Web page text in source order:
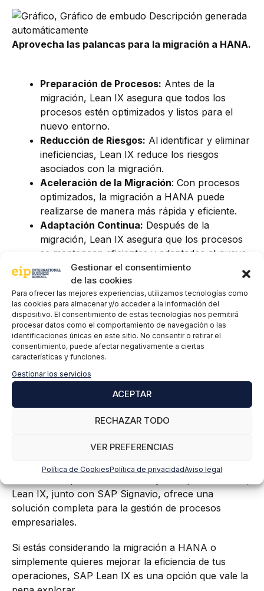
Gestionar el consentimiento
de las cookies
Para ofrecer las mejores experiencias, utilizamos tecnologías como
las cookies para almacenar y/o acceder a la información del
dispositivo. El consentimiento de estas tecnologías nos permitirá
procesar datos como el comportamiento de navegación o las
identificaciones únicas en este sitio. No consentir o retirar el
consentimiento, puede afectar negativamente a ciertas
características y funciones.
Gestionar los servicios
ACEPTAR
RECHAZAR TODO
VER PREFERENCIAS
Política de CookiesPolítica de privacidadAviso legal
Aprovecha las palancas para la migración a HANA.
Preparación de Procesos: Antes de la
migración, Lean IX asegura que todos los
procesos estén optimizados y listos para el
nuevo entorno.
Reducción de Riesgos: Al identificar y eliminar
ineficiencias, Lean IX reduce los riesgos
asociados con la migración.
Aceleración de la Migración: Con procesos
optimizados, la migración a HANA puede
realizarse de manera más rápida y eficiente.
Adaptación Continua: Después de la
migración, Lean IX asegura que los procesos
se mantengan eficientes y adaptados al nuevo
entorno.
Conclusión
SAP Lean IX es una herramienta poderosa para
cualquier empresa que busque optimizar sus
procesos y prepararse para la migración a SAP
S/4HANA.
Lean IX, junto con SAP Signavio, ofrece una
solución completa para la gestión de procesos
empresariales.
Si estás considerando la migración a HANA o
simplemente quieres mejorar la eficiencia de tus
operaciones, SAP Lean IX es una opción que vale la